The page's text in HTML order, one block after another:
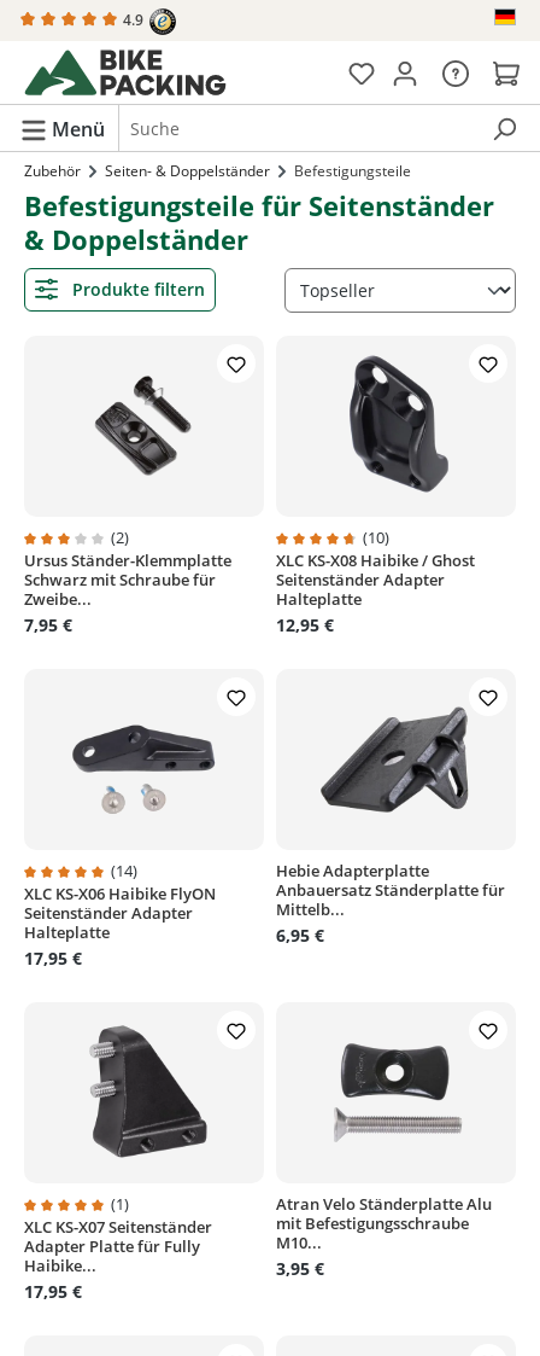
springen 4.9
Menü
Zubehör Seiten- & Doppelständer Befestigungsteile
Befestigungsteile für Seitenständer
& Doppelständer
Produkte filtern
Durchschnittliche Bewertung von 3 von 5 Sternen
(2)
Ursus Ständer-Klemmplatte
Schwarz mit Schraube für
Zweibe...
7,95 €
Durchschnittliche Bewertung
(10)
XLC KS-X08 Haibike / Ghost
Seitenständer Adapter
Halteplatte
12,95 €
Durchschnittliche Bewertung von 5 von 5 Sternen
(14)
XLC KS-X06 Haibike FlyON
Seitenständer Adapter
Halteplatte
17,95 €
Hebie Adapterplatte
Anbauersatz Ständerplatte für
Mittelb...
6,95 €
Durchschnittliche Bewertung von 5 von 5 Sternen
(1)
XLC KS-X07 Seitenständer
Adapter Platte für Fully
Haibike...
17,95 €
Atran Velo Ständerplatte Alu
mit Befestigungsschraube
M10...
3,95 €